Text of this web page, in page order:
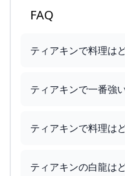
FAQ
ティアキンで料理は
ティアキンで一番強
ティアキンで料理は
ティアキンの白龍は